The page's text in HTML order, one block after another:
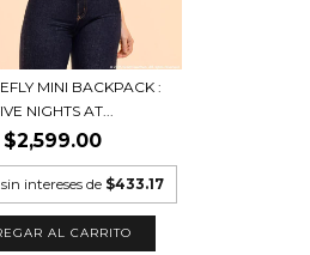
MINI BACKPACK :
NIGHTS AT...
$2,599.00
intereses de $433.17